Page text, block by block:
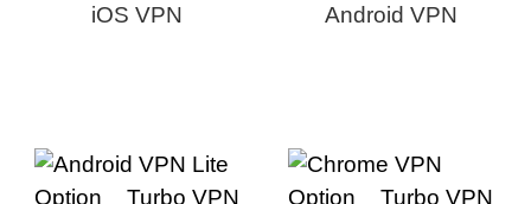
iOS VPN Android VPN